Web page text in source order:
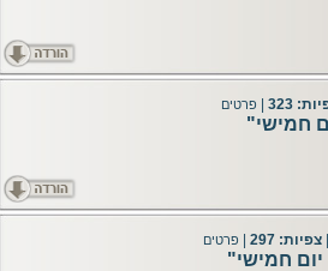
323
| פרטים
חמישי"
| צפיות: 297 | פרטים
חמישי"